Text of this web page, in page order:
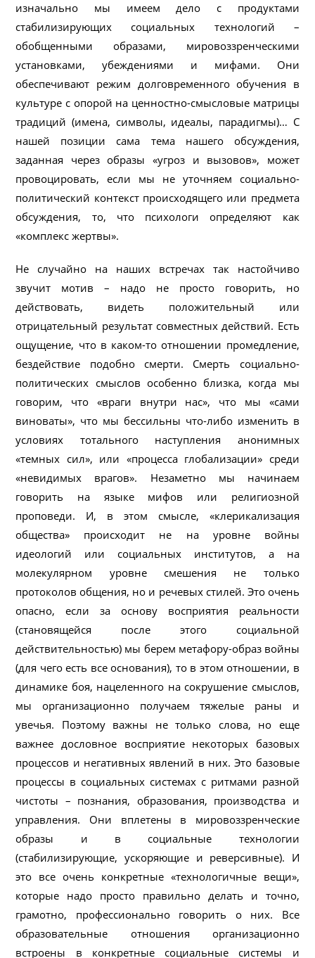
изначально мы имеем дело с продуктами
стабилизирующих социальных технологий –
обобщенными образами, мировоззренческими
установками, убеждениями и мифами. Они
обеспечивают режим долговременного обучения в
культуре с опорой на ценностно-смысловые матрицы
традиций (имена, символы, идеалы, парадигмы)… С
нашей позиции сама тема нашего обсуждения,
заданная через образы «угроз и вызовов», может
провоцировать, если мы не уточняем социально-
политический контекст происходящего или предмета
обсуждения, то, что психологи определяют как
«комплекс жертвы».
Не случайно на наших встречах так настойчиво
звучит мотив – надо не просто говорить, но
действовать, видеть положительный или
отрицательный результат совместных действий. Есть
ощущение, что в каком-то отношении промедление,
бездействие подобно смерти. Смерть социально-
политических смыслов особенно близка, когда мы
говорим, что «враги внутри нас», что мы «сами
виноваты», что мы бессильны что-либо изменить в
условиях тотального наступления анонимных
«темных сил», или «процесса глобализации» среди
«невидимых врагов». Незаметно мы начинаем
говорить на языке мифов или религиозной
проповеди. И, в этом смысле, «клерикализация
общества» происходит не на уровне войны
идеологий или социальных институтов, а на
молекулярном уровне смешения не только
протоколов общения, но и речевых стилей. Это очень
опасно, если за основу восприятия реальности
(становящейся после этого социальной
действительностью) мы берем метафору-образ войны
(для чего есть все основания), то в этом отношении, в
динамике боя, нацеленного на сокрушение смыслов,
мы организационно получаем тяжелые раны и
увечья. Поэтому важны не только слова, но еще
важнее дословное восприятие некоторых базовых
процессов и негативных явлений в них. Это базовые
процессы в социальных системах с ритмами разной
чистоты – познания, образования, производства и
управления. Они вплетены в мировоззренческие
образы и в социальные технологии
(стабилизирующие, ускоряющие и реверсивные). И
это все очень конкретные «технологичные вещи»,
которые надо просто правильно делать и точно,
грамотно, профессионально говорить о них. Все
образовательные отношения организационно
встроены в конкретные социальные системы и